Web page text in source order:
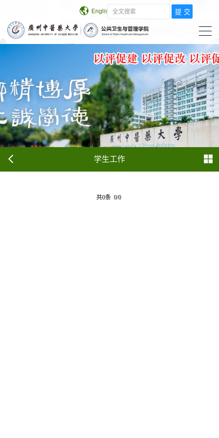
English 学校主页
学生工作
共0条 0/0